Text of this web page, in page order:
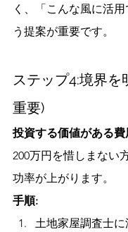
く、「こんな風に活
う提案が重要です。
ステップ4:境界を
重要)
投資する価値がある費
200万円を惜しまない
功率が上がります。
手順:
土地家屋調査士